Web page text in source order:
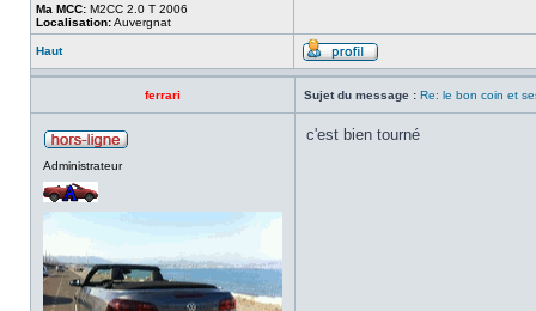
Ma MCC: M2CC 2.0 T 2006
Localisation:Auvergnat
Haut
ferrari Sujet du message : Re: le bon coin et
Administrateur
c'est bien tourné